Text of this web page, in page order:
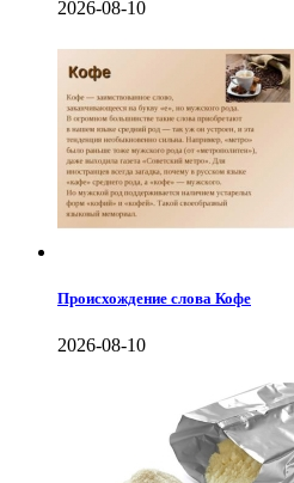
2026-08-10
Происхождение слова Кофе
2026-08-10